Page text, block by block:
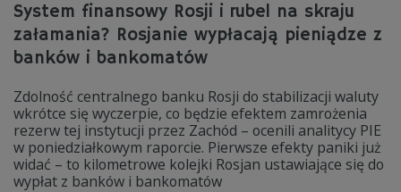
System finansowy Rosji i rubel na skraju
załamania? Rosjanie wypłacają pieniądze z
banków i bankomatów
Zdolność centralnego banku Rosji do stabilizacji waluty
wkrótce się wyczerpie, co będzie efektem zamrożenia
rezerw tej instytucji przez Zachód – ocenili analitycy PIE
w poniedziałkowym raporcie. Pierwsze efekty paniki już
widać – to kilometrowe kolejki Rosjan ustawiające się do
wypłat z banków i bankomatów